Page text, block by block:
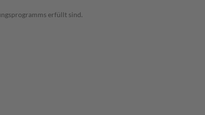
erfüllt sind.